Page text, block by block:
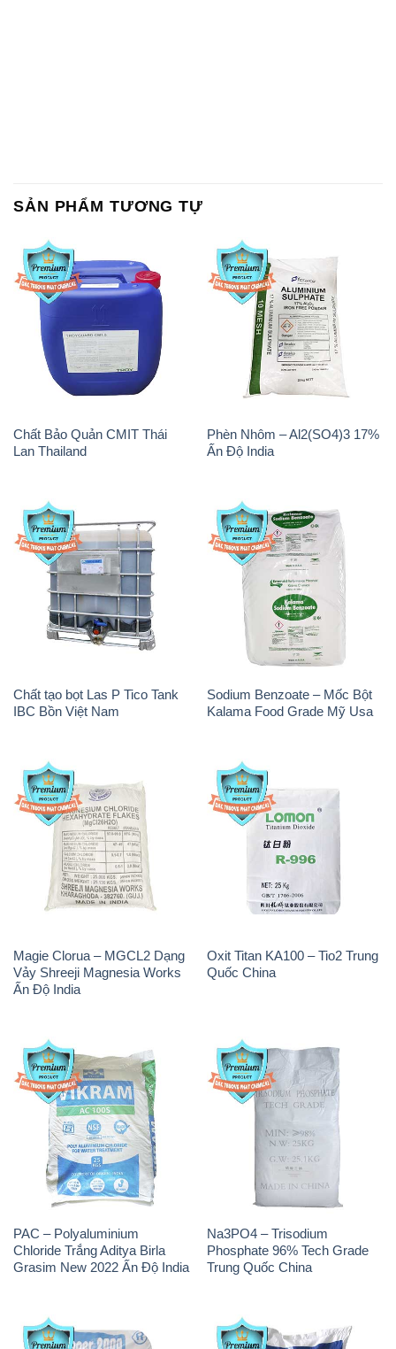
SẢN PHẨM TƯƠNG TỰ
Chất Bảo Quản CMIT Thái
Lan Thailand
Phèn Nhôm – Al2(SO4)3 17%
Ấn Độ India
Chất tạo bọt Las P Tico Tank
IBC Bồn Việt Nam
Sodium Benzoate – Mốc Bột
Kalama Food Grade Mỹ Usa
Magie Clorua – MGCL2 Dạng
Vảy Shreeji Magnesia Works
Ấn Độ India
Oxit Titan KA100 – Tio2 Trung
Quốc China
PAC – Polyaluminium
Chloride Trắng Aditya Birla
Grasim New 2022 Ấn Độ India
Na3PO4 – Trisodium
Phosphate 96% Tech Grade
Trung Quốc China